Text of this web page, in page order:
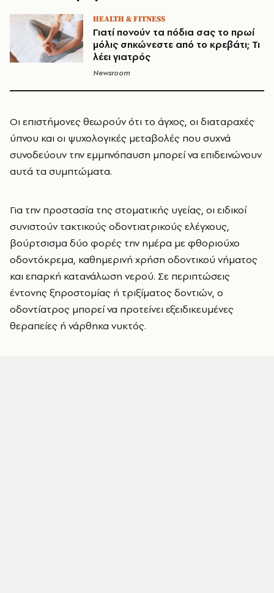
HEALTH & FITNESS
Γιατί πονούν τα πόδια σας το πρωί
μόλις σηκώνεστε από το κρεβάτι; Τι
λέει γιατρός
Newsroom
Οι επιστήμονες θεωρούν ότι το άγχος, οι διαταραχές
ύπνου και οι ψυχολογικές μεταβολές που συχνά
συνοδεύουν την εμμηνόπαυση μπορεί να επιδεινώνουν
αυτά τα συμπτώματα.
Για την προστασία της στοματικής υγείας, οι ειδικοί
συνιστούν τακτικούς οδοντιατρικούς ελέγχους,
βούρτσισμα δύο φορές την ημέρα με φθοριούχο
οδοντόκρεμα, καθημερινή χρήση οδοντικού νήματος
και επαρκή κατανάλωση νερού. Σε περιπτώσεις
έντονης ξηροστομίας ή τριξίματος δοντιών, ο
οδοντίατρος μπορεί να προτείνει εξειδικευμένες
θεραπείες ή νάρθηκα νυκτός.